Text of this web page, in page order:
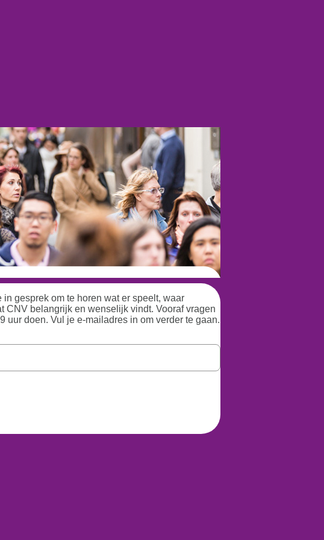
gesprek om te horen wat er speelt, waar
CNV belangrijk en wenselijk vindt. Vooraf vragen
uur doen. Vul je e-mailadres in om verder te gaan.